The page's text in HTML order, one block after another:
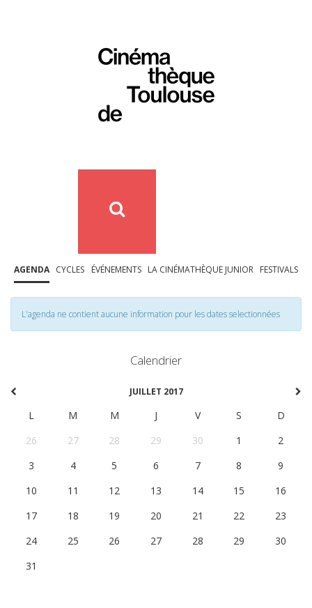
AGENDA CYCLES ÉVÉNEMENTS LA CINÉMATHÈQUE JUNIOR FESTIVALS
L'agenda ne contient aucune information pour les dates selectionnées
Calendrier
JUILLET 2017
L M M J V S
D
26
27 28 29 30 1
2
3
4 5 6 7 8
9
10
11 12 13 14 15
16
17
18 19 20 21 22
23
24
25 26 27 28 29
30
31